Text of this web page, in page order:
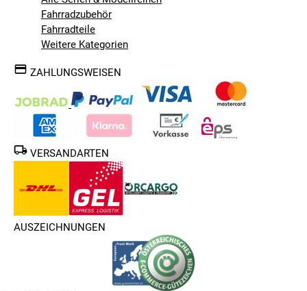
Fahrradzubehör
Fahrradteile
Weitere Kategorien
ZAHLUNGSWEISEN
VERSANDARTEN
AUSZEICHNUNGEN